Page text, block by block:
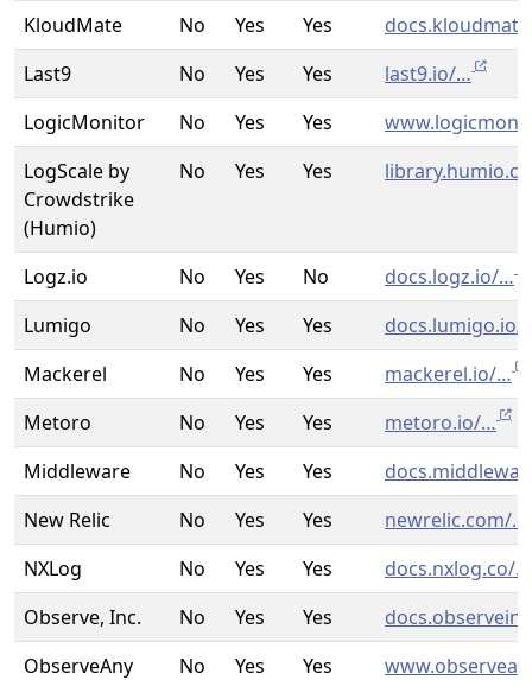
KloudMate
No Yes Yes
Last9
No Yes Yes
last9.io/…
LogicMonitor
No Yes Yes
LogScale by
Crowdstrike
(Humio)
No Yes Yes
Logz.io No Yes No
docs.logz.io/…
Lumigo
No Yes Yes
docs.lumigo.io/
Mackerel
No Yes Yes
mackerel.io/…
Metoro
No Yes Yes
metoro.io/…
Middleware
No Yes Yes
New Relic
No Yes Yes
newrelic.com/…
NXLog
No Yes Yes
docs.nxlog.co/…
Observe, Inc.
No Yes Yes
ObserveAny
No Yes Yes